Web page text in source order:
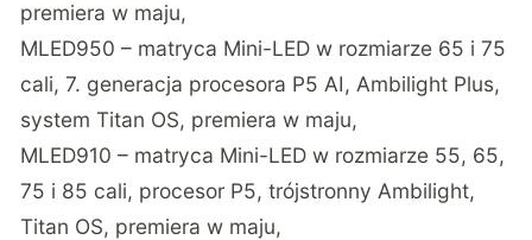
premiera w maju,
MLED950 – matryca Mini-LED w rozmiarze 65 i 75
cali, 7. generacja procesora P5 AI, Ambilight Plus,
system Titan OS, premiera w maju,
MLED910 – matryca Mini-LED w rozmiarze 55, 65,
75 i 85 cali, procesor P5, trójstronny Ambilight,
Titan OS, premiera w maju,